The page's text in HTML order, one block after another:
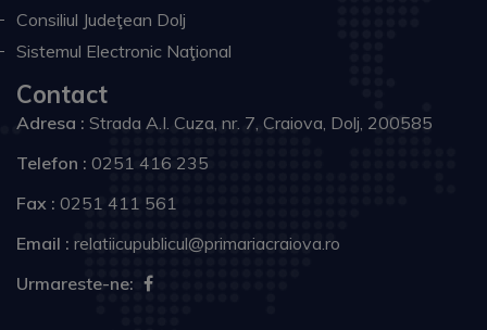
Consiliul Judeţean Dolj
Sistemul Electronic Naţional
Contact
Adresa : Strada A.I. Cuza, nr. 7, Craiova, Dolj, 200585
Telefon : 0251 416 235
Fax : 0251 411 561
Email : relatiicupublicul@primariacraiova.ro
Urmareste-ne: